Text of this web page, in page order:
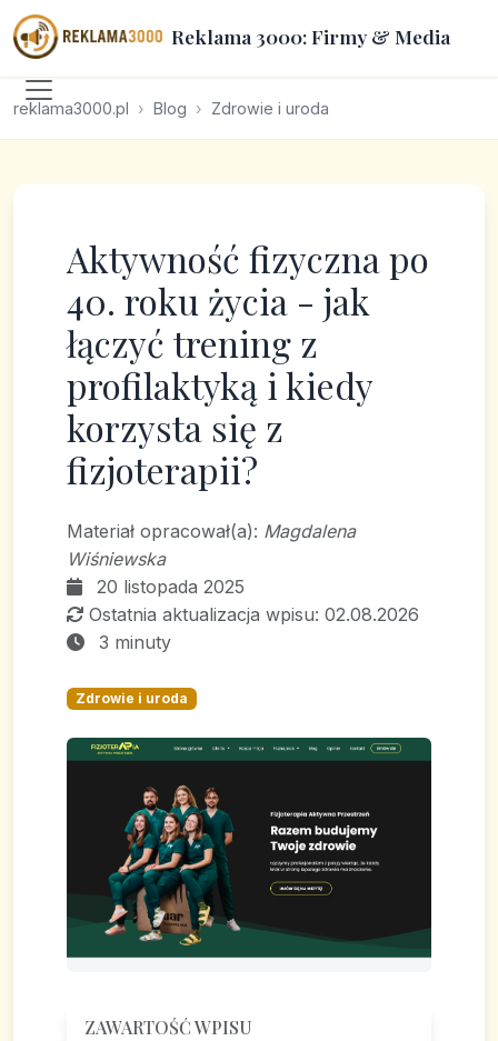
Reklama 3000: Firmy & Media
reklama3000.pl Blog Zdrowie i uroda
Aktywność fizyczna po
40. roku życia - jak
łączyć trening z
profilaktyką i kiedy
korzysta się z
fizjoterapii?
Materiał opracował(a): Magdalena
Wiśniewska
20 listopada 2025
Ostatnia aktualizacja wpisu: 02.08.2026
3 minuty
Zdrowie i uroda
ZAWARTOŚĆ WPISU